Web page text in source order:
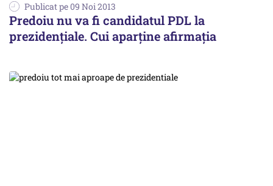
Publicat pe 09 Noi 2013
Predoiu nu va fi candidatul PDL la
prezidențiale. Cui aparține afirmația